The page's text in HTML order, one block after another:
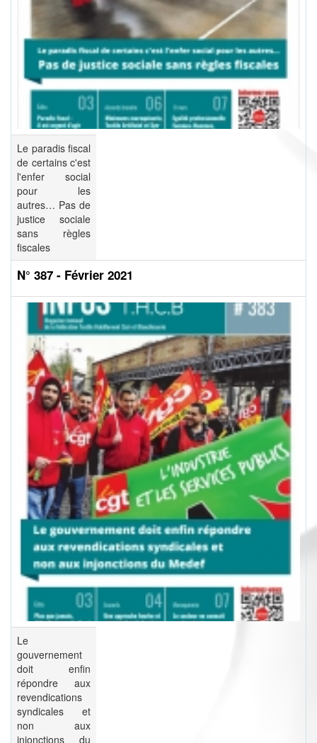
Le paradis fiscal
de certains c'est
l'enfer social
pour les
autres… Pas de
justice sociale
sans règles
fiscales
N° 387 - Février 2021
Le
gouvernement
doit enfin
répondre aux
revendications
syndicales et
non aux
injonctions du